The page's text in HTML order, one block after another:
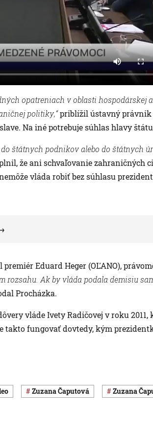
opatreniach v oblasti hospodárskej a
politiky,“priblížil ústavný právnik
Na iné potrebuje súhlas hlavy
štátnych podnikov alebo do štátnych
že ani schvaľovanie zahraničných
vláda robiť bez súhlasu
Eduard Heger (OĽANO),
rozsahu. Ak by vláda podala demisiu
Procházka.
vláde Ivety Radičovej v roku 2011,
takto fungovať dovtedy, kým
Zuzana Čaputová Zuzana